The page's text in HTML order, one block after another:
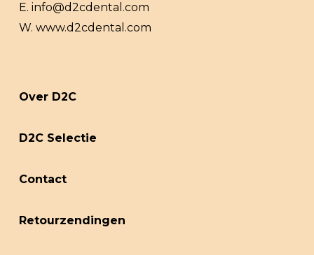
E. info@d2cdental.com
W. www.d2cdental.com
Over D2C
D2C Selectie
Contact
Retourzendingen